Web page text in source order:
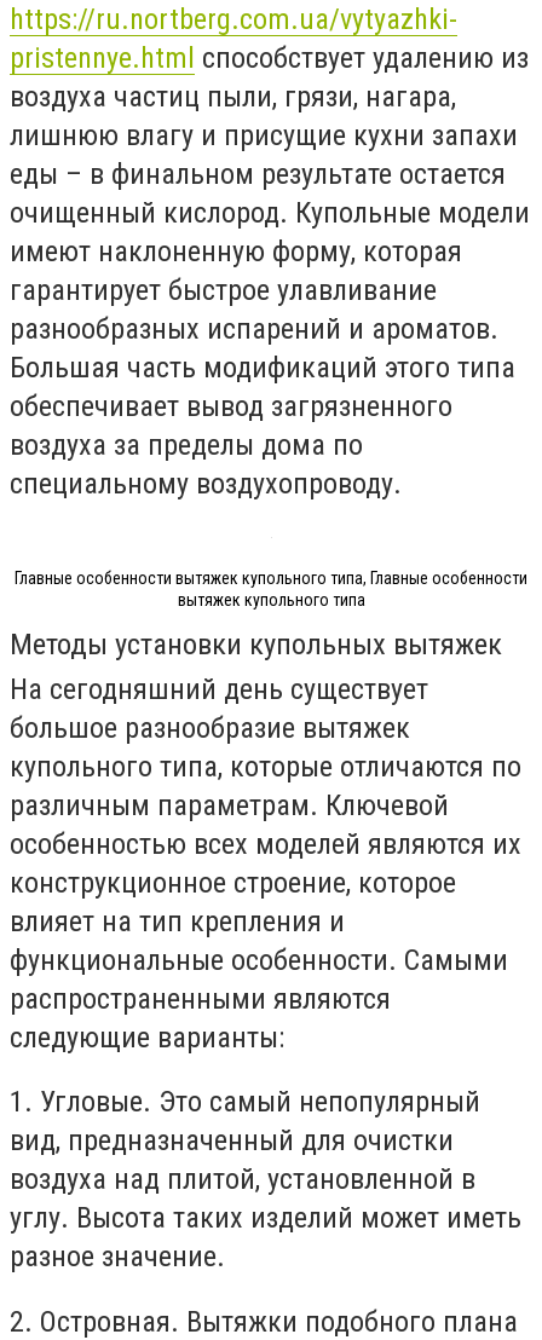
https://ru.nortberg.com.ua/vytyazhki-
pristennye.html способствует удалению из
воздуха частиц пыли, грязи, нагара,
лишнюю влагу и присущие кухни запахи
еды – в финальном результате остается
очищенный кислород. Купольные модели
имеют наклоненную форму, которая
гарантирует быстрое улавливание
разнообразных испарений и ароматов.
Большая часть модификаций этого типа
обеспечивает вывод загрязненного
воздуха за пределы дома по
специальному воздухопроводу.
Главные особенности вытяжек купольного типа, Главные особенности
вытяжек купольного типа
Методы установки купольных вытяжек
На сегодняшний день существует
большое разнообразие вытяжек
купольного типа, которые отличаются по
различным параметрам. Ключевой
особенностью всех моделей являются их
конструкционное строение, которое
влияет на тип крепления и
функциональные особенности. Самыми
распространенными являются
следующие варианты:
1. Угловые. Это самый непопулярный
вид, предназначенный для очистки
воздуха над плитой, установленной в
углу. Высота таких изделий может иметь
разное значение.
2. Островная. Вытяжки подобного плана